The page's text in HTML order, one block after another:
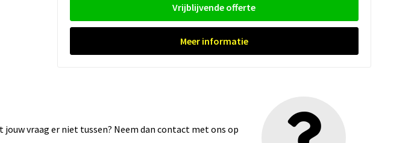
Vrijblijvende offerte
Meer informatie
vraag er niet tussen? Neem dan contact met ons op